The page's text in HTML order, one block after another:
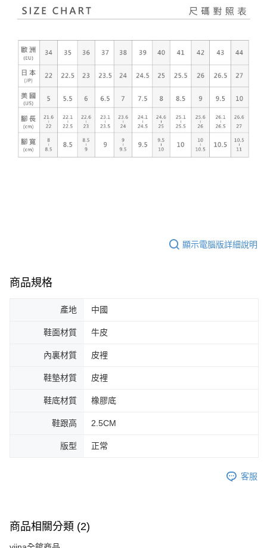
顯示電腦版詳細說明
商品規格
產地 中國
鞋面材質 牛皮
內裏材質 皮裡
鞋墊材質 皮裡
鞋底材質 橡膠底
鞋跟高 2.5CM
版型 正常
客服
商品相關分類 (2)